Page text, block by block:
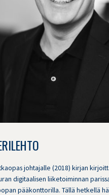
johtajalle (2018) kirjan
digitaalisen liiketoiminnan
pääkonttorilla. Tällä hetkellä